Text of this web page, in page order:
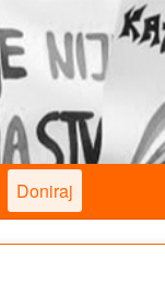
Doniraj